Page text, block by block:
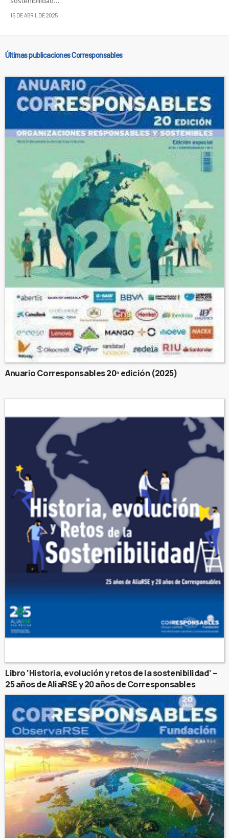
15 DE ABRIL DE 2025
Últimas publicaciones Corresponsables
Anuario Corresponsables 20ª edición (2025)
Libro ‘Historia, evolución y retos de la sostenibilidad’ –
25 años de AliaRSE y 20 años de Corresponsables